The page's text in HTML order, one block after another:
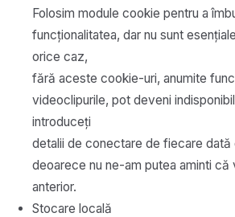
Folosim module cookie pentru a
funcționalitatea, dar nu sunt
orice caz,
fără aceste cookie-uri, anumite
videoclipurile, pot deveni
introduceți
detalii de conectare de fiecare dată
deoarece nu ne-am putea aminti
anterior.
Stocare locală